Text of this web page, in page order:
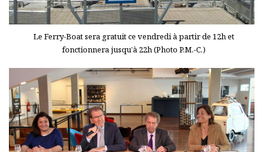
Le Ferry-Boat sera gratuit ce vendredi à partir de 12h et
fonctionnera jusqu’à 22h (Photo P.M.-C.)